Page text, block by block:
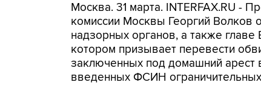
Москва. 31 марта. INTERFAX.RU -
комиссии Москвы Георгий Волков
надзорных органов, а также
котором призывает перевести
заключенных под домашний арест
введенных ФСИН